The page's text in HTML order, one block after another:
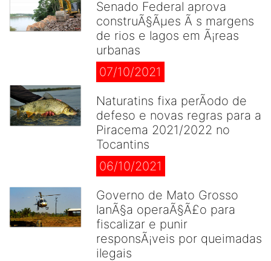
Senado Federal aprova
construÃ§Ãµes Ã s margens
de rios e lagos em Ã¡reas
urbanas
07/10/2021
Naturatins fixa perÃ­odo de
defeso e novas regras para a
Piracema 2021/2022 no
Tocantins
06/10/2021
Governo de Mato Grosso
lanÃ§a operaÃ§Ã£o para
fiscalizar e punir
responsÃ¡veis por queimadas
ilegais